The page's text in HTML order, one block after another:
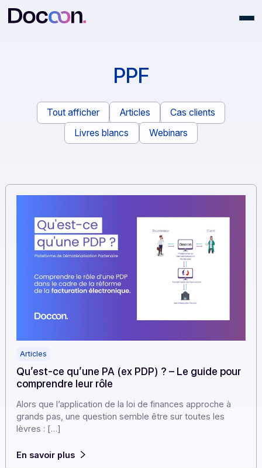
PPF
Tout afficher Articles
Cas clients
Livres blancs
Webinars
Qu’est-ce qu’une PA (ex PDP) ? – Le guide
comprendre leur rôle
Alors que l’application de la loi de finances approche à
grands pas, une question semble être sur toutes les